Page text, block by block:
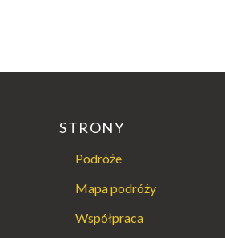
STRONY
Podróże
Mapa podróży
Współpraca